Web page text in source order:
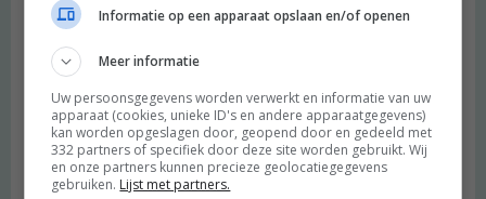
waarom ik de Groene meisjes volg) Bewust, oprecht en met
HART voor de kosmos. Bedankt, Love + Light, j
Beantwoorden
Marjolijnschreef:
2015 OM
Informatie op een apparaat opslaan en/of openen
Meer informatie
Uw persoonsgegevens worden verwerkt en informatie van uw
apparaat (cookies, unieke ID's en andere apparaatgegevens)
kan worden opgeslagen door, geopend door en gedeeld met
332 partners of specifiek door deze site worden gebruikt. Wij
en onze partners kunnen precieze geolocatiegegevens
gebruiken. Lijst met partners.